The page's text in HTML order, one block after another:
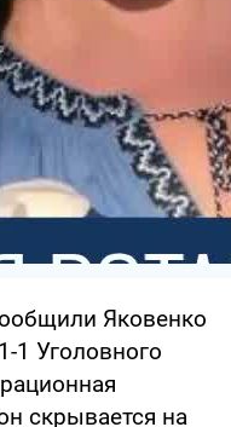
Яковенко
1 Уголовного
скрывается на